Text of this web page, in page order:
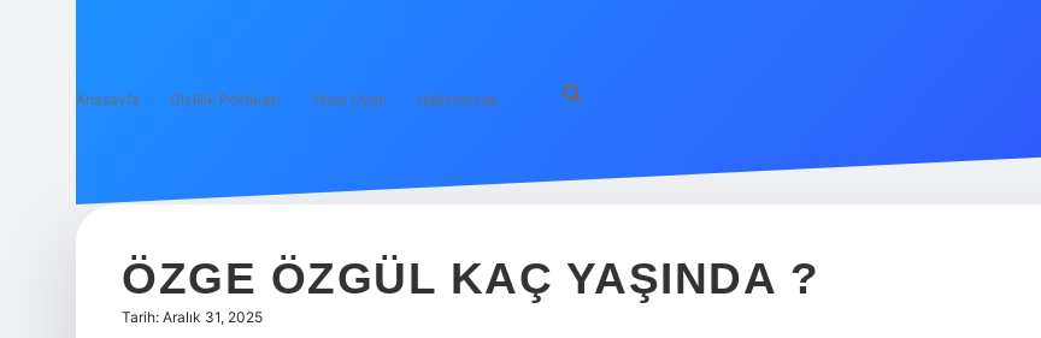
Anasayfa Gizlilik Politikası Yasal Uyarı Hakkımızda
ÖZGE ÖZGÜL KAÇ YAŞINDA ?
Tarih: Aralık 31, 2025